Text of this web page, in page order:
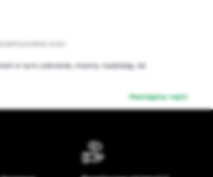
oczu
w tym zakresie, mamy nadzieję, że
Następny wpis